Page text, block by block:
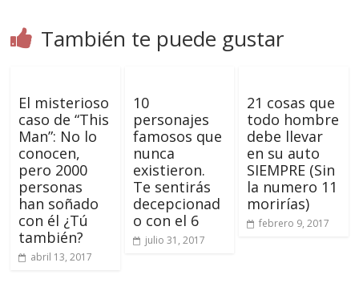
También te puede gustar
El misterioso
caso de “This
Man”: No lo
conocen,
pero 2000
personas
han soñado
con él ¿Tú
también?
abril 13, 2017
10
personajes
famosos que
nunca
existieron.
Te sentirás
decepcionad
o con el 6
julio 31, 2017
21 cosas que
todo hombre
debe llevar
en su auto
SIEMPRE (Sin
la numero 11
morirías)
febrero 9, 2017